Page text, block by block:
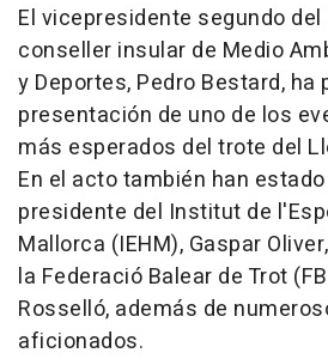
El vicepresidente segundo del
conseller insular de Medio
y Deportes, Pedro Bestard, ha
presentación de uno de los
más esperados del trote del
En el acto también han
presidente del Institut de
Mallorca (IEHM), Gaspar
la Federació Balear de Trot
Rosselló, además de
aficionados.